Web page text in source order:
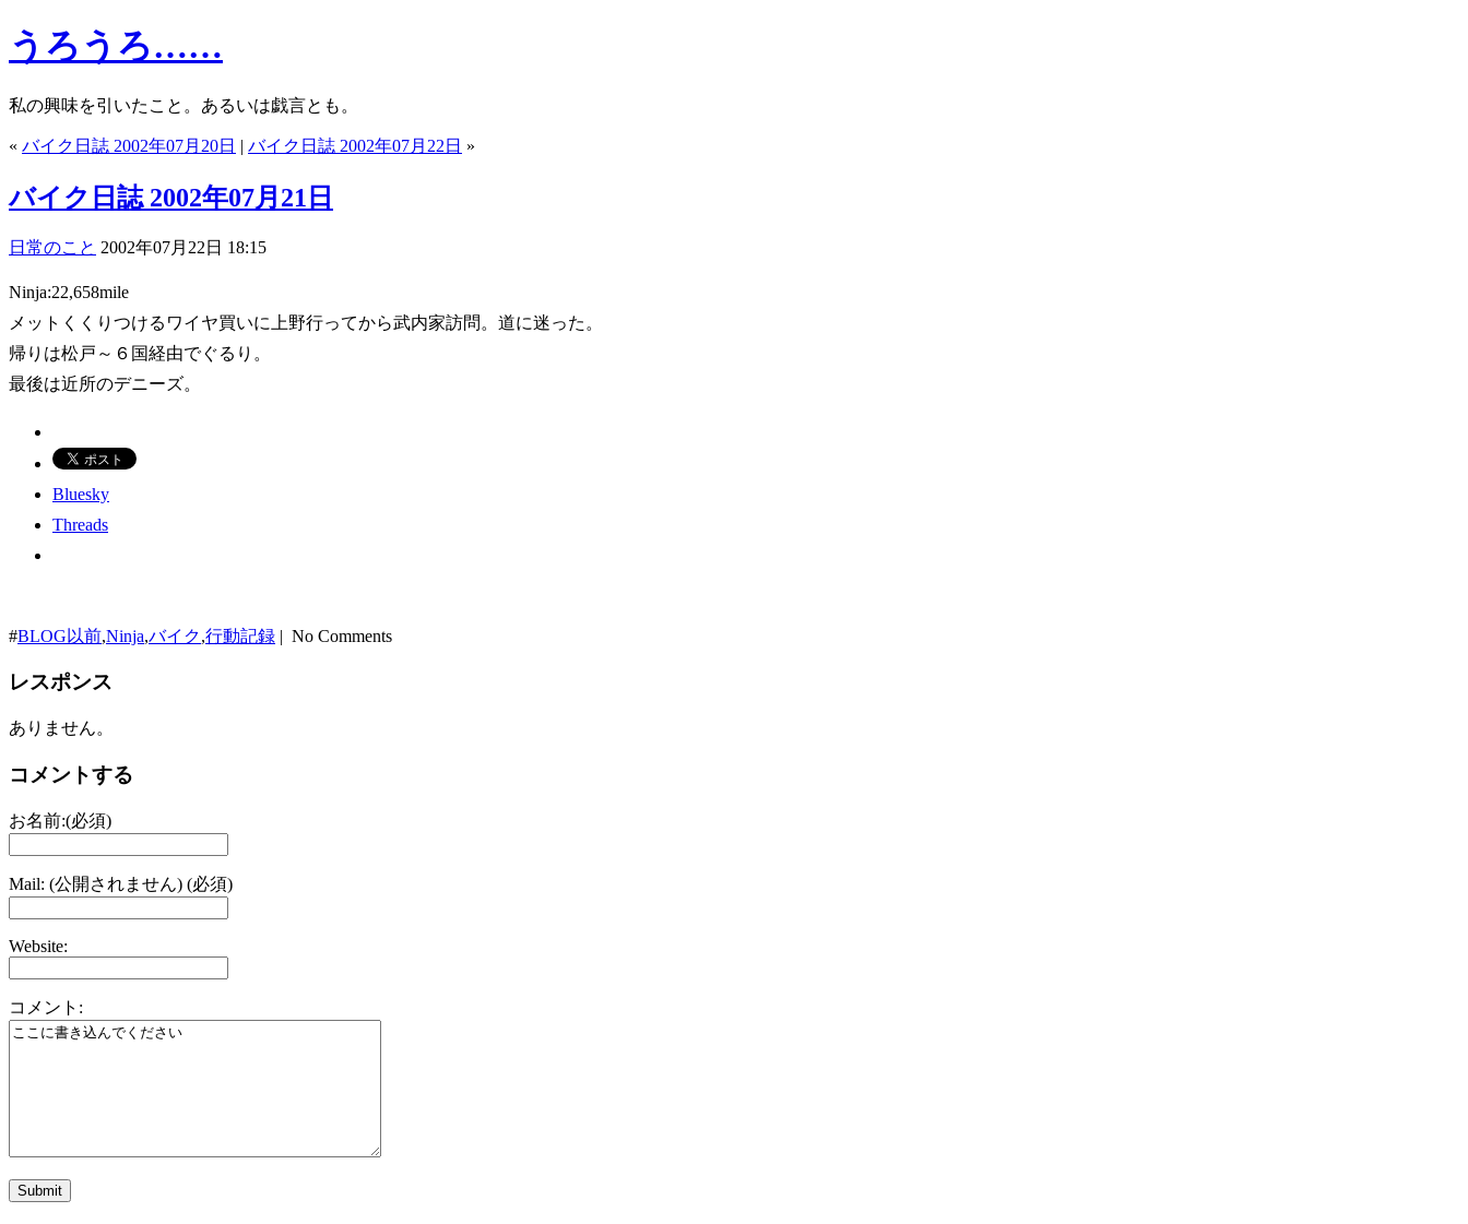
うろうろ……
私の興味を引いたこと。あるいは戯言とも。
« バイク日誌 2002年07月20日 | バイク日誌 2002年07月22日 »
バイク日誌 2002年07月21日
日常のこと 2002年07月22日 18:15
Ninja:22,658mile
メットくくりつけるワイヤ買いに上野行ってから武内家訪問。道に迷った。
帰りは松戸～６国経由でぐるり。
最後は近所のデニーズ。
Bluesky
Threads
#BLOG以前,Ninja,バイク,行動記録 | No Comments
レスポンス
ありません。
コメントする
お名前:(必須)
Mail: (公開されません) (必須)
Website:
コメント: